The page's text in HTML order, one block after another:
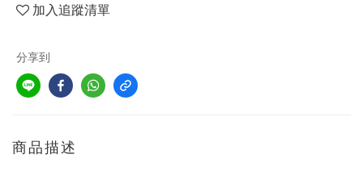
加入追蹤清單
分享到
商品描述